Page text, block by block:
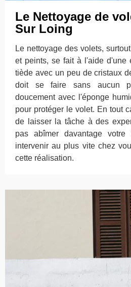
Le Nettoyage de
Sur Loing
Le nettoyage des volets,
et peints, se fait à l'aide d'une
tiède avec un peu de cristaux
doit se faire sans aucun
doucement avec l'éponge
pour protéger le volet. En tout
de laisser la tâche à des
pas abîmer davantage votre
intervenir au plus vite chez
cette réalisation.